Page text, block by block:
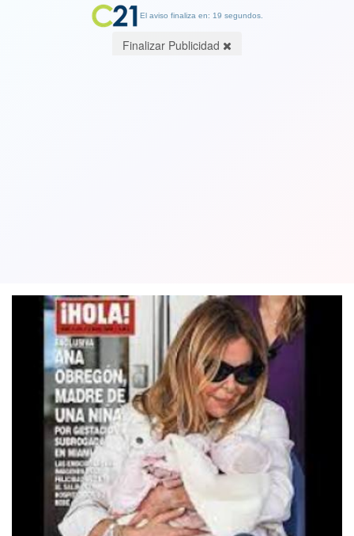
El aviso finaliza en: 19 segundos.
Finalizar Publicidad